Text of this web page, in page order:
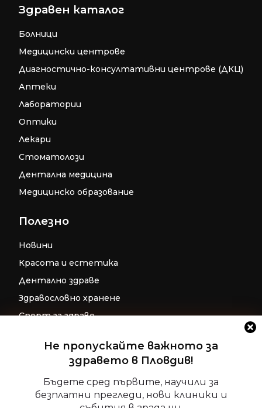
Управление на съгласие
За да осигурим най-добрите изживявания, ние използваме
технологии като бисквитки за съхраняване и/или достъп
Не пропускайте важното за
здравето в Пловдив!
Бъдете сред първите, научили за
безплатни прегледи, нови клиники и
Здравен каталог
Болници
Медицински центрове
Диагностично-консултативни центрове (ДКЦ)
Аптеки
Лаборатории
Оптики
Лекари
Стоматолози
Дентална медицина
Медицинско образование
Полезно
Новини
Красота и естетика
Дентално здраве
Здравословно хранене
Спорт за здраве
Репродуктивно здраве
Детско здраве
Допълнителни ресурси за фокус и